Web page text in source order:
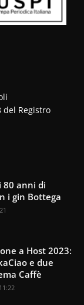
del Registro
80 anni di
i gin Bottega
a Host 2023:
e due
Caffè